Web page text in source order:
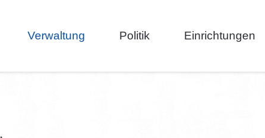
Verwaltung Politik Einrichtungen